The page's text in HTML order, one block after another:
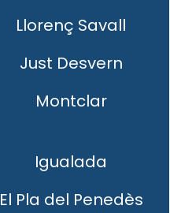
Llorenç Savall
Just Desvern
Montclar
Igualada
El Pla del Penedès